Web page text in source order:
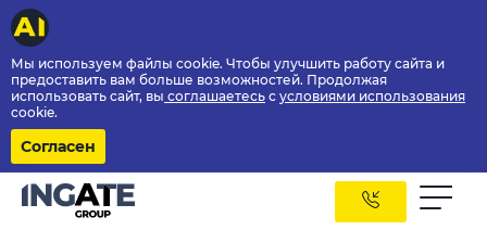
Мы используем файлы cookie. Чтобы улучшить работу сайта и
предоставить вам больше возможностей. Продолжая
использовать сайт, вы соглашаетесь с условиями использования
cookie.
Согласен